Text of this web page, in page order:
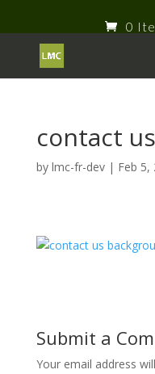
0
contact
by lmc-fr-dev| Feb 5,
Submit a
Your email address